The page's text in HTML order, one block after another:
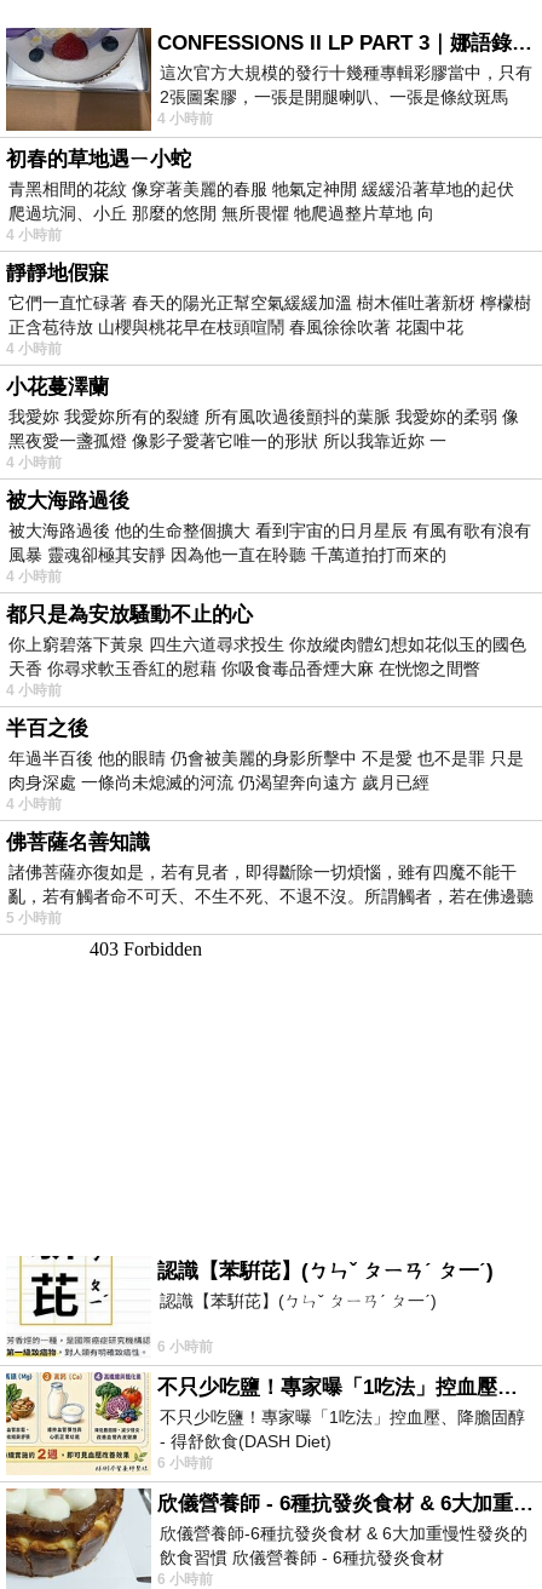
CONFESSIONS II LP PART 3｜娜語錄II LP PART 3
這次官方大規模的發行十幾種專輯彩膠當中，只有
2張圖案膠，一張是開腿喇叭、一張是條紋斑馬
版；目前官網上只剩澳洲商店AU STORE
4 小時前
初春的草地遇ㄧ小蛇
青黑相間的花紋 像穿著美麗的春服 牠氣定神閒 緩緩沿著草地的起伏
爬過坑洞、小丘 那麼的悠閒 無所畏懼 牠爬過整片草地 向
4 小時前
靜靜地假寐
它們一直忙碌著 春天的陽光正幫空氣緩緩加溫 樹木催吐著新枒 檸檬樹
正含苞待放 山櫻與桃花早在枝頭喧鬧 春風徐徐吹著 花園中花
4 小時前
小花蔓澤蘭
我愛妳 我愛妳所有的裂縫 所有風吹過後顫抖的葉脈 我愛妳的柔弱 像
黑夜愛一盞孤燈 像影子愛著它唯一的形狀 所以我靠近妳 一
4 小時前
被大海路過後
被大海路過後 他的生命整個擴大 看到宇宙的日月星辰 有風有歌有浪有
風暴 靈魂卻極其安靜 因為他一直在聆聽 千萬道拍打而來的
4 小時前
都只是為安放騷動不止的心
你上窮碧落下黃泉 四生六道尋求投生 你放縱肉體幻想如花似玉的國色
天香 你尋求軟玉香紅的慰藉 你吸食毒品香煙大麻 在恍惚之間瞥
4 小時前
半百之後
年過半百後 他的眼睛 仍會被美麗的身影所擊中 不是愛 也不是罪 只是
肉身深處 一條尚未熄滅的河流 仍渴望奔向遠方 歲月已經
4 小時前
佛菩薩名善知識
諸佛菩薩亦復如是，若有見者，即得斷除一切煩惱，雖有四魔不能干
亂，若有觸者命不可夭、不生不死、不退不沒。所謂觸者，若在佛邊聽
受
5 小時前
認識【苯騈芘】(ㄅㄣˇ ㄆㄧㄢˊ ㄆ一ˊ)
認識【苯騈芘】(ㄅㄣˇ ㄆㄧㄢˊ ㄆ一ˊ)
6 小時前
不只少吃鹽！專家曝「1吃法」控血壓、降膽固醇 - 得舒飲食(DASH Diet)
不只少吃鹽！專家曝「1吃法」控血壓、降膽固醇
- 得舒飲食(DASH Diet)
https://www.facebook.com/dietitiansophia/posts/
6 小時前
欣儀營養師 - 6種抗發炎食材 & 6大加重慢性發炎的飲食習慣
欣儀營養師-6種抗發炎食材 & 6大加重慢性發炎的
飲食習慣 欣儀營養師 - 6種抗發炎食材
https://www.facebook.com/photo/?fbid=147
6 小時前